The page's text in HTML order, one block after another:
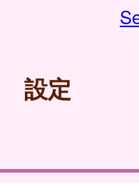
設定